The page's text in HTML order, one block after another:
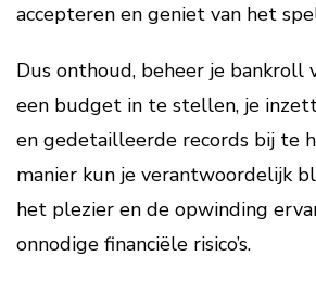
accepteren en geniet van het
Dus onthoud, beheer je bankroll
een budget in te stellen, je
en gedetailleerde records bij te
manier kun je verantwoordelijk
het plezier en de opwinding
onnodige financiële risico’s.